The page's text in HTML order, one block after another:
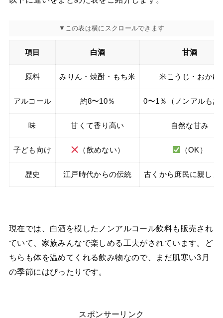
項目 白酒 甘酒
原料 みりん・焼酎・もち米 米こうじ・おかゆ
アルコール 約8〜10％ 0〜1％（ノンアルもあ
味 甘くて香り高い 自然な甘み
子ども向け （飲めない） （OK）
歴史 江戸時代からの伝統 古くから庶民に親しま
現在では、白酒を模したノンアルコール飲料も販売され
ていて、家族みんなで楽しめる工夫がされています。ど
ちらも体を温めてくれる飲み物なので、まだ肌寒い3月
の季節にはぴったりです。
スポンサーリンク